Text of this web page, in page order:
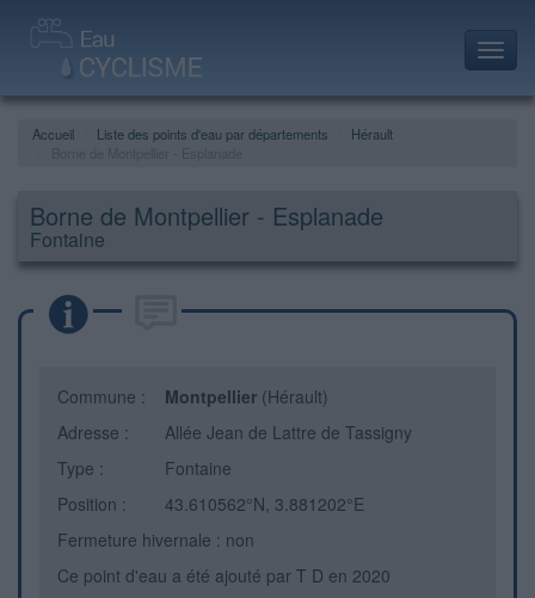
Accueil Liste des points d'eau par départements
Hérault
Borne de Montpellier - Esplanade
Fontaine
Commune : Montpellier (Hérault)
Adresse :
Allée Jean de Lattre de Tassigny
Type :
Fontaine
Position :
43.610562°N, 3.881202°E
Fermeture hivernale : non
Ce point d'eau a été ajouté par T D en 2020